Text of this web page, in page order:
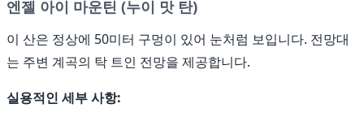
엔젤 아이 마운틴 (누이 맛 탄)
이 산은 정상에 50미터 구멍이 있어 눈처럼 보입니다. 전망대
는 주변 계곡의 탁 트인 전망을 제공합니다.
실용적인 세부 사항: